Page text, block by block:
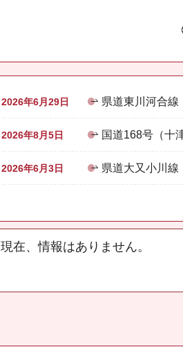
2026年6月29日 県道東川河合線
2026年8月5日 国道168号（十
2026年6月3日 県道大又小川線
現在、情報はありません。